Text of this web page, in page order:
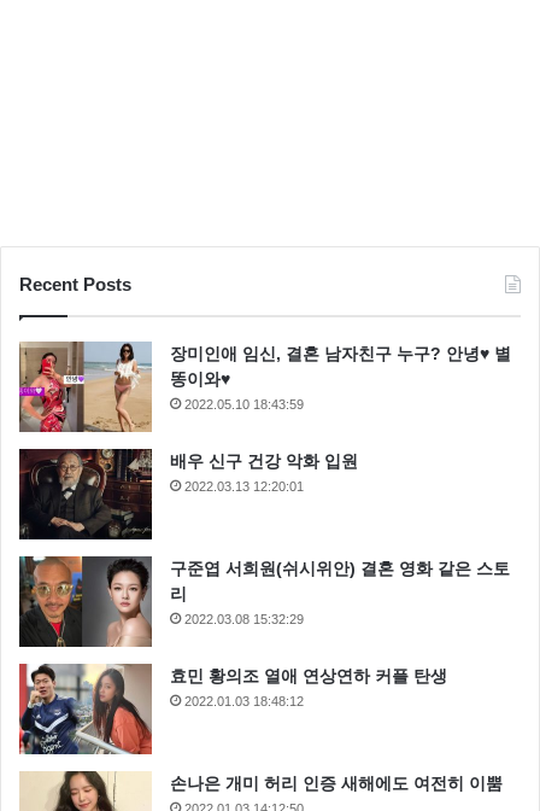
Recent Posts
장미인애 임신, 결혼 남자친구 누구? 안녕♥ 별
똥이와♥
2022.05.10 18:43:59
배우 신구 건강 악화 입원
2022.03.13 12:20:01
구준엽 서희원(쉬시위안) 결혼 영화 같은 스토
리
2022.03.08 15:32:29
효민 황의조 열애 연상연하 커플 탄생
2022.01.03 18:48:12
손나은 개미 허리 인증 새해에도 여전히 이뿜